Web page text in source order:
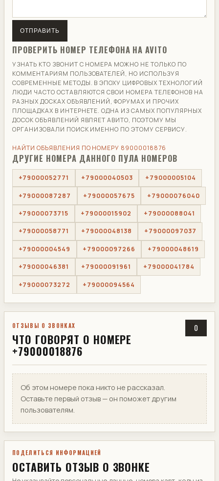
ОТПРАВИТЬ
ПРОВЕРИТЬ НОМЕР ТЕЛЕФОНА НА AVITO
УЗНАТЬ КТО ЗВОНИТ С НОМЕРА МОЖНО НЕ ТОЛЬКО ПО
КОММЕНТАРИЯМ ПОЛЬЗОВАТЕЛЕЙ, НО ИСПОЛЬЗУЯ
СОВРЕМЕННЫЕ МЕТОДЫ. В ЭПОХУ ЦИФРОВЫХ ТЕХНОЛОГИЙ
ЛЮДИ ЧАСТО ОСТАВЛЯЮТСЯ СВОИ НОМЕРА ТЕЛЕФОНОВ НА
РАЗНЫХ ДОСКАХ ОБЪЯВЛЕНИЙ, ФОРУМАХ И ПРОЧИХ
ПЛОЩАДКАХ В ИНТЕРНЕТЕ. ОДНА ИЗ САМЫХ ПОПУЛЯРНЫХ
ДОСОК ОБЪЯВЛЕНИЙ ЯВЛЯЕТ АВИТО, ПОЭТОМУ МЫ
ОРГАНИЗОВАЛИ ПОИСК ИМЕННО ПО ЭТОМУ СЕРВИСУ.
НАЙТИ ОБЪЯВЛЕНИЯ ПО НОМЕРУ 89000018876
ДРУГИЕ НОМЕРА ДАННОГО ПУЛА НОМЕРОВ
+79000052771 +79000040503 +79000005104
+79000087287 +79000057675 +79000076040
+79000073715 +79000015902 +79000088041
+79000058771 +79000048138 +79000097037
+79000004549 +79000097266 +79000048619
+79000046381 +79000091961 +79000041784
+79000073272 +79000094564
ОТЗЫВЫ О ЗВОНКАХ
ЧТО ГОВОРЯТ О НОМЕРЕ
+79000018876
0
Об этом номере пока никто не рассказал.
Оставьте первый отзыв — он поможет другим
пользователям.
ПОДЕЛИТЬСЯ ИНФОРМАЦИЕЙ
ОСТАВИТЬ ОТЗЫВ О ЗВОНКЕ